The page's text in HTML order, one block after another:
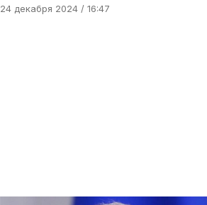
24 декабря 2024 / 16:47